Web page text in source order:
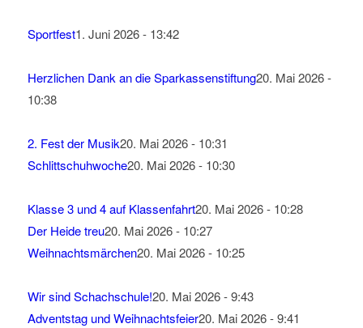
Sportfest1. Juni 2026 - 13:42
Herzlichen Dank an die Sparkassenstiftung20. Mai 2026 -
10:38
2. Fest der Musik20. Mai 2026 - 10:31
Schlittschuhwoche20. Mai 2026 - 10:30
Klasse 3 und 4 auf Klassenfahrt20. Mai 2026 - 10:28
Der Heide treu20. Mai 2026 - 10:27
Weihnachtsmärchen20. Mai 2026 - 10:25
Wir sind Schachschule!20. Mai 2026 - 9:43
Adventstag und Weihnachtsfeier20. Mai 2026 - 9:41